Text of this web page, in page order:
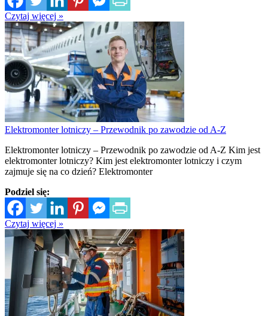
Czytaj więcej »
Elektromonter lotniczy – Przewodnik po zawodzie od A-Z
Elektromonter lotniczy – Przewodnik po zawodzie od A-Z Kim jest
elektromonter lotniczy? Kim jest elektromonter lotniczy i czym
zajmuje się na co dzień? Elektromonter
Podziel się:
Czytaj więcej »